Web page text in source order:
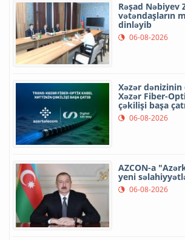
Rəşad Nəbiyev
vətəndaşların
dinləyib
06-08-2026
Xəzər dənizinin
Xəzər Fiber-
çəkilişi başa
06-08-2026
AZCON-a
yeni
06-08-2026